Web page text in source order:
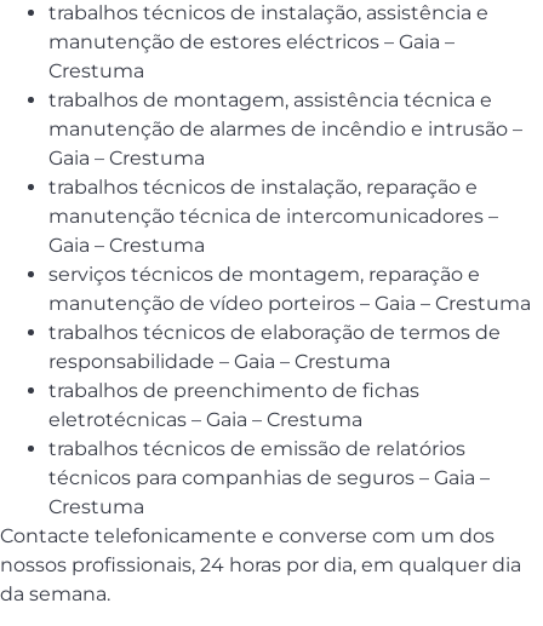
trabalhos técnicos de instalação, assistência e
manutenção de estores eléctricos – Gaia –
Crestuma
trabalhos de montagem, assistência técnica e
manutenção de alarmes de incêndio e intrusão –
Gaia – Crestuma
trabalhos técnicos de instalação, reparação e
manutenção técnica de intercomunicadores –
Gaia – Crestuma
serviços técnicos de montagem, reparação e
manutenção de vídeo porteiros – Gaia – Crestuma
trabalhos técnicos de elaboração de termos de
responsabilidade – Gaia – Crestuma
trabalhos de preenchimento de fichas
eletrotécnicas – Gaia – Crestuma
trabalhos técnicos de emissão de relatórios
técnicos para companhias de seguros – Gaia –
Crestuma
Contacte telefonicamente e converse com um dos
nossos profissionais, 24 horas por dia, em qualquer dia
da semana.